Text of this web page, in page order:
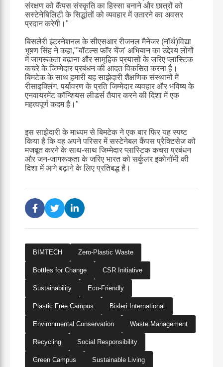
संरक्षण को कैंपस संस्कृति का हिस्सा बनाने और छात्रों को
सस्टेनेबिलिटी के सिद्धांतों को व्यवहार में उतारने का अवसर
प्रदान करेगी।"
बिसलेरी इंटरनेशनल के सीएसआर रीजनल मैनेजर (नॉर्थ)विद्या
भूषण सिंह ने कहा,"'बॉटल्स फॉर चेंज' अभियान का उद्देश्य लोगों
में जागरूकता बढ़ाना और सामूहिक प्रयासों के जरिए प्लास्टिक
कचरे के जिम्मेदार प्रबंधन की आदत विकसित करना है।
बिमटेक के साथ हमारी यह साझेदारी शैक्षणिक संस्थानों में
रीसाइक्लिंग, पर्यावरण के प्रति जिम्मेदार व्यवहार और भविष्य के
एनवायरमेंट कॉन्शियस लीडर्स तैयार करने की दिशा में एक
महत्वपूर्ण कदम है।"
इस साझेदारी के माध्यम से बिमटेक ने एक बार फिर यह स्पष्ट
किया है कि वह अपने परिसर में सस्टेनेबल कैंपस प्रैक्टिसेज को
मजबूत करने के साथ-साथ जिम्मेदार प्लास्टिक कचरा प्रबंधन
और जन-जागरूकता के जरिए भारत को सर्कुलर इकोनॉमी की
दिशा में आगे बढ़ाने के लिए प्रतिबद्ध है।
BIMTECH Zero-Plastic Waste
Bottles for Change CSR Initiative
Sustainability Eco-Friendly
Plastic Free Campus Bisleri International
Environmental Conservation Waste Management
Recycling Social Responsibility
Green Campus Sustainable Living